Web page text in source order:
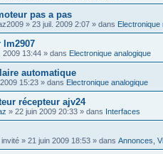
pas a pas
» 23 juil. 2009 2:07 » dans Electronique
lm2907
2009 13:44 » dans Electronique analogique
automatique
15:23 » dans Electronique analogique
récepteur ajv24
» 22 juin 2009 20:33 » dans Interfaces
» 21 juin 2009 18:53 » dans Annonces,